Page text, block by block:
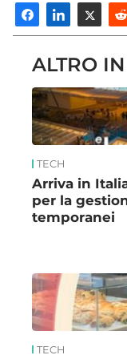
ALTRO
TECH
Arriva in
per la
temporanei
TECH